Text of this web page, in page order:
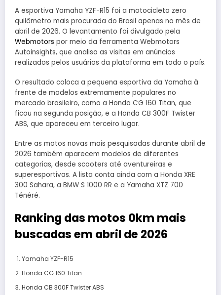
A esportiva Yamaha YZF-R15 foi a motocicleta zero
quilômetro mais procurada do Brasil apenas no mês de
abril de 2026. O levantamento foi divulgado pela
Webmotors por meio da ferramenta Webmotors
Autoinsights, que analisa as visitas em anúncios
realizados pelos usuários da plataforma em todo o país.
O resultado coloca a pequena esportiva da Yamaha à
frente de modelos extremamente populares no
mercado brasileiro, como a Honda CG 160 Titan, que
ficou na segunda posição, e a Honda CB 300F Twister
ABS, que apareceu em terceiro lugar.
Entre as motos novas mais pesquisadas durante abril de
2026 também aparecem modelos de diferentes
categorias, desde scooters até aventureiras e
superesportivas. A lista conta ainda com a Honda XRE
300 Sahara, a BMW S 1000 RR e a Yamaha XTZ 700
Ténéré.
Ranking das motos 0km mais
buscadas em abril de 2026
Yamaha YZF-R15
Honda CG 160 Titan
Honda CB 300F Twister ABS